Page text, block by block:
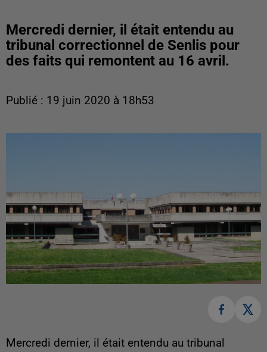
Mercredi dernier, il était entendu au
tribunal correctionnel de Senlis pour
des faits qui remontent au 16 avril.
Publié : 19 juin 2020 à 18h53
Mercredi dernier, il était entendu au tribunal